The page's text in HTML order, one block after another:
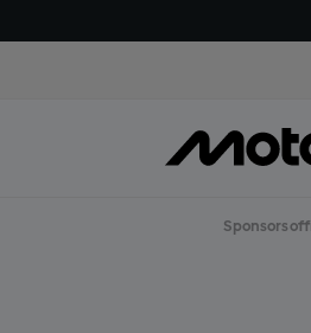
Sponsors